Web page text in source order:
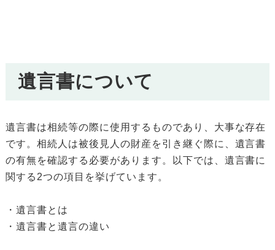
遺言書について
遺言書は相続等の際に使用するものであり、大事な存在
です。相続人は被後見人の財産を引き継ぐ際に、遺言書
の有無を確認する必要があります。以下では、遺言書に
関する2つの項目を挙げています。
・遺言書とは
・遺言書と遺言の違い